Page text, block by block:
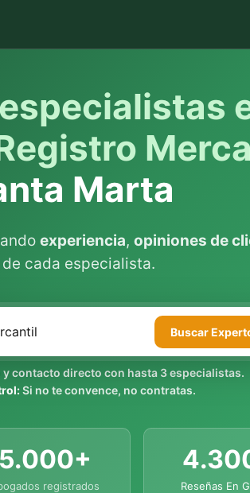
especialistas
Marta
experiencia, opiniones de
de cada especialista.
Buscar
y contacto directo con hasta 3 especialistas.
Si no te convence, no contratas.
5.000+
registrados
Reseñas En